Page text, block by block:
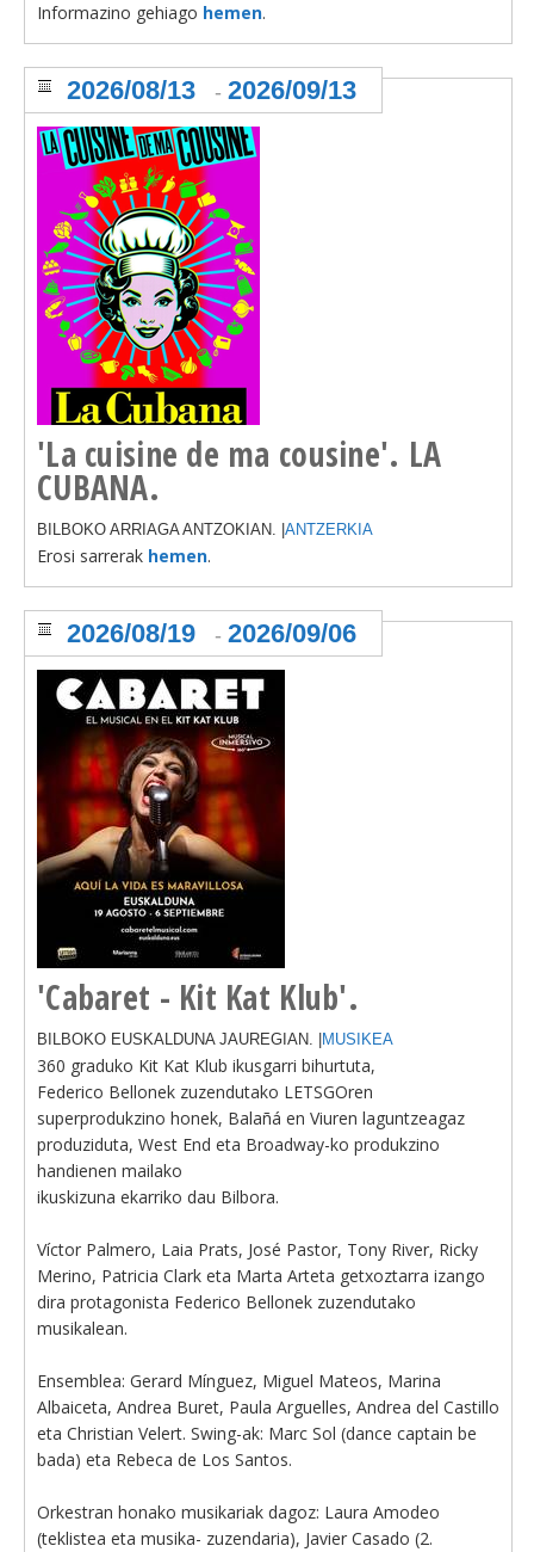
Informazino gehiago hemen.
'La cuisine de ma cousine'. LA
CUBANA.
2026/08/13 - 2026/09/13
BILBOKO ARRIAGA ANTZOKIAN. | ANTZERKIA
Erosi sarrerak hemen.
'Cabaret - Kit Kat Klub'.
2026/08/19 - 2026/09/06
BILBOKO EUSKALDUNA JAUREGIAN. | MUSIKEA
360 graduko Kit Kat Klub ikusgarri bihurtuta,
Federico Bellonek zuzendutako LETSGOren
superprodukzino honek, Balañá en Viuren laguntzeagaz
produziduta, West End eta Broadway-ko produkzino
handienen mailako
ikuskizuna ekarriko dau Bilbora.
Víctor Palmero, Laia Prats, José Pastor, Tony River, Ricky
Merino, Patricia Clark eta Marta Arteta getxoztarra izango
dira protagonista Federico Bellonek zuzendutako
musikalean.
Ensemblea: Gerard Mínguez, Miguel Mateos, Marina
Albaiceta, Andrea Buret, Paula Arguelles, Andrea del Castillo
eta Christian Velert. Swing-ak: Marc Sol (dance captain be
bada) eta Rebeca de Los Santos.
Orkestran honako musikariak dagoz: Laura Amodeo
(teklistea eta musika- zuzendaria), Javier Casado (2.